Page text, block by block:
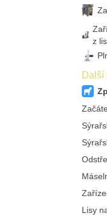
z
Další
Lisy